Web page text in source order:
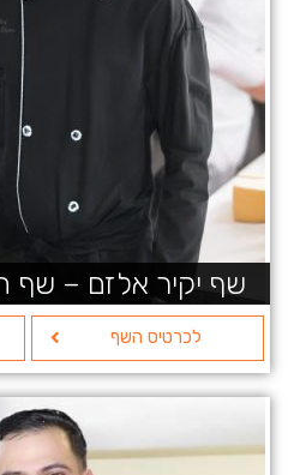
שף יקיר אלזם – שף
לכרטיס השף